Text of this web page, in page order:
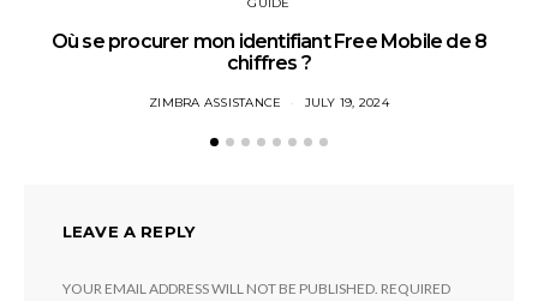
GUIDE
Où se procurer mon identifiant Free Mobile de 8
chiffres ?
ZIMBRA ASSISTANCE JULY 19, 2024
LEAVE A REPLY
YOUR EMAIL ADDRESS WILL NOT BE PUBLISHED. REQUIRED